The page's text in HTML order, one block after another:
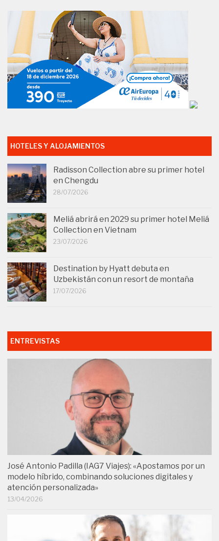
HOTELES Y ALOJAMIENTOS
Radisson Collection abre su primer hotel
en Chengdu
28/07/2026
Meliá abrirá en 2029 su primer hotel Meliá
Collection en Vietnam
23/07/2026
Destination by Hyatt debuta en
Uzbekistán con un resort de montaña
17/07/2026
ENTREVISTAS
José Antonio Padilla (IAG7 Viajes): «Apostamos por un
modelo híbrido, combinando soluciones digitales y
atención personalizada»
13/04/2026